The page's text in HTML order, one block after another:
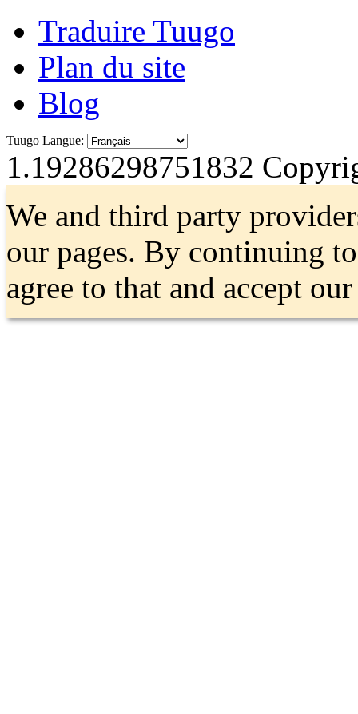
Traduire Tuugo
Plan du site
Blog
Tuugo Langue:
1.19286298751832
We and third party
our pages. By continuing
agree to that and accept